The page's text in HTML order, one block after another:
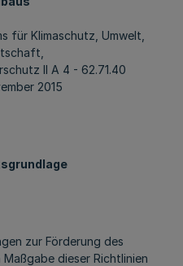
für Klimaschutz, Umwelt,
II A 4 - 62.71.40
2015
zur Förderung des
dieser Richtlinien